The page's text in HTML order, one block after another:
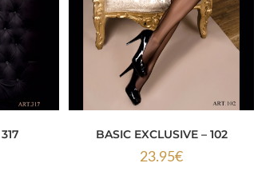
BASIC EXCLUSIVE – 102
23.95€